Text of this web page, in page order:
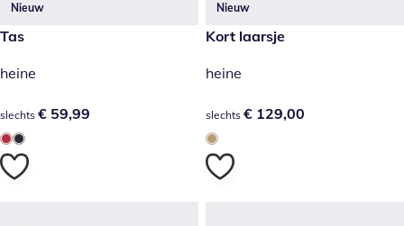
Nieuw
€ 59,99
Tas
heine
€ 59,99
slechts € 59,99
Nieuw
€ 129,00
Kort laarsje
heine
€ 129,00
slechts € 129,00